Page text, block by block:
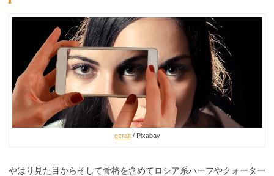
geralt/ Pixabay
やはり見た目からそして骨格を含めてロシア系ハーフやクォーター